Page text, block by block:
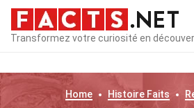
Transformez votre curiosité en
Home Histoire Faits